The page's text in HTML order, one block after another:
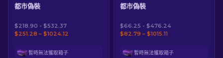
都市偽裝
$218.90 - $532.37
$251.28 – $1024.12
暫時無法獲取箱子
都市偽裝
$66.25 - $476.24
$82.79 – $1015.11
暫時無法獲取箱子